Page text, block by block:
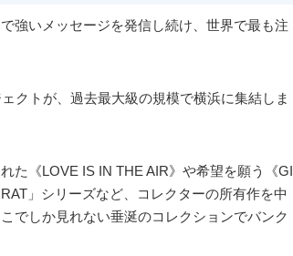
強いメッセージを発信し続け、世界で最も注
クトが、過去最大級の規模で横浜に集結しま
た《LOVE IS IN THE AIR》や希望を願う《GI
」シリーズなど、コレクターの所有作を中
でしか見れない垂涎のコレクションでバンク